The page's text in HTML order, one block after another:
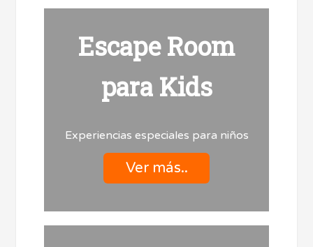
Escape Room
para Kids
Experiencias especiales para niños
Ver más..